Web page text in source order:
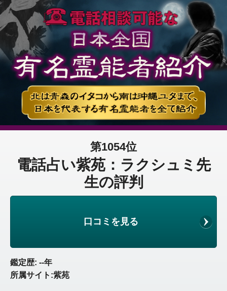
第1054位
電話占い紫苑：ラクシュミ先
生の評判
口コミを見る
鑑定歴: --年
所属サイト:紫苑